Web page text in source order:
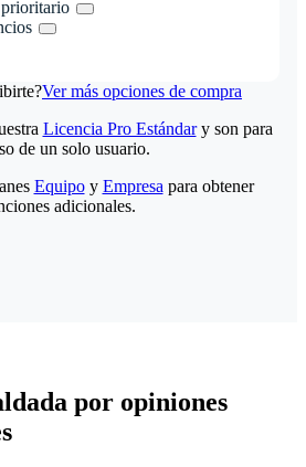
Ver más opciones de compra
Licencia Pro Estándary son para
de un solo usuario.
Equipoy Empresa para obtener
adicionales.
por opiniones